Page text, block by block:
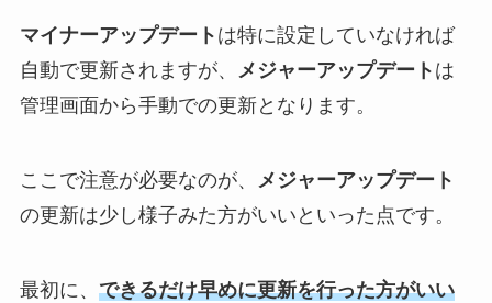
マイナーアップデート は特に設定していなければ
自動で更新されますが、
メジャーアップデート は
管理画面から手動での更新となります。
ここで注意が必要なのが、
メジャーアップデート
の更新は少し様子みた方がいいといった点です。
最初に、 できるだけ早めに更新を行った方がいい